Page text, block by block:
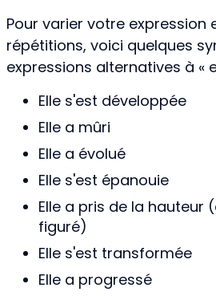
Pour varier votre expression
répétitions, voici quelques
expressions alternatives à «
Elle s'est développée
Elle a mûri
Elle a évolué
Elle s'est épanouie
Elle a pris de la hauteur
figuré)
Elle s'est transformée
Elle a progressé